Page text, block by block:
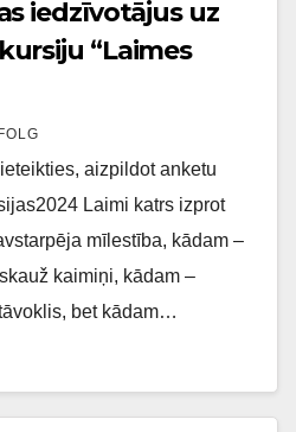
iedzīvotājus uz
“Laimes
aizpildot anketu
Laimi katrs izprot
mīlestība, kādam –
kaimiņi, kādam –
bet kādam…